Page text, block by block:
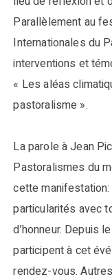
Parallèlement au
Internationales du
interventions et
« Les aléas
pastoralisme ».
La parole à Jean
Pastoralismes du
cette
particularités avec
d’honneur. Depuis
participent à cet
rendez-vous.